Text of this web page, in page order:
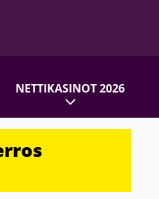
NETTIKASINOT 2026